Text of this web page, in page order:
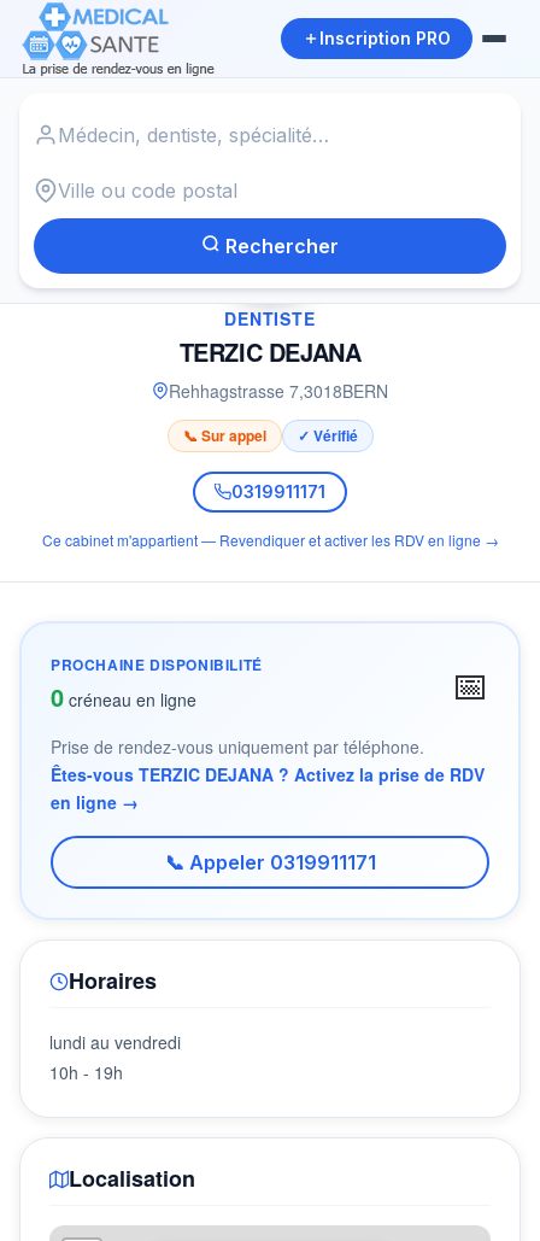
Inscription PRO
Rechercher
✓
DENTISTE
TERZIC DEJANA
Rehhagstrasse 7,3018BERN
📞 Sur appel ✓ Vérifié
0319911171
Ce cabinet m'appartient — Revendiquer et activer les RDV en ligne →
PROCHAINE DISPONIBILITÉ
0 créneau en ligne 📅
Prise de rendez-vous uniquement par téléphone.
Êtes-vous TERZIC DEJANA ? Activez la prise de RDV
en ligne →
📞 Appeler 0319911171
Horaires
lundi au vendredi
10h - 19h
Localisation